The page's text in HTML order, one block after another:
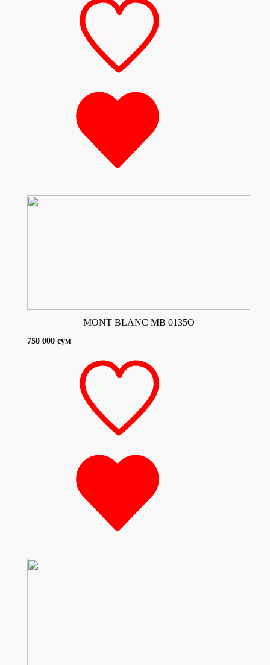
MONT BLANC MB 0135O
750 000 сум